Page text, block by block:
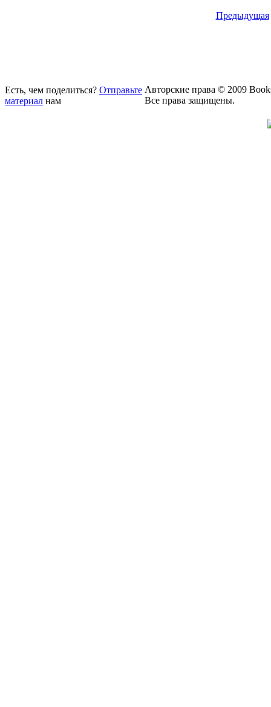
Предыдущая
Есть, чем поделиться? Отправьте
материал нам
Авторские права © 2009
Все права защищены.